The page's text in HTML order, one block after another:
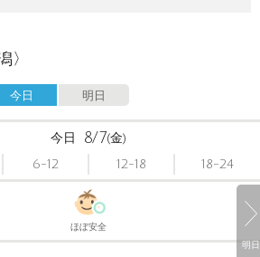
〉
今日 明日
明日
今日 8/7(金)
6-12 12-18 18-24
ほぼ安全